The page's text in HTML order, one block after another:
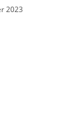
2023